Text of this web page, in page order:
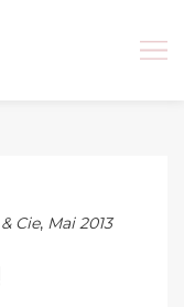
Cie, Mai 2013